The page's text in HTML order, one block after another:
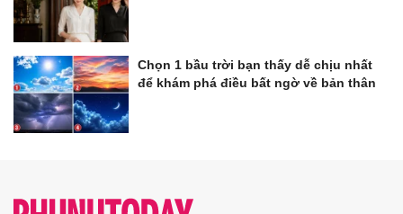
Chọn 1 bầu trời bạn thấy dễ chịu nhất
để khám phá điều bất ngờ về bản thân